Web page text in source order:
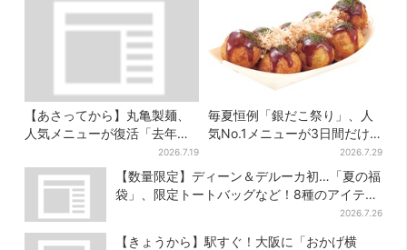
【あさってから】丸亀製麺、
人気メニューが復活「去年め
っちゃハマった」「待ってた
よ！」「夏の救世主」
2026.7.19
毎夏恒例「銀だこ祭り」、人
気No.1メニューが3日間だけ
2026.7.29
【数量限定】ディーン＆デルーカ初…「夏の福
袋」、限定トートバッグなど！8種のアイテム
2026.7.26
【きょうから】駅すぐ！大阪に「おかげ横